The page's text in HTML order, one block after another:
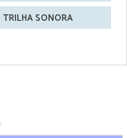
TRILHA SONORA